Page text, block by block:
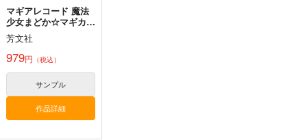
マギアレコード 魔法
少女まどか☆マギカ外
伝 13
芳文社
979円 （税込）
サンプル
作品詳細